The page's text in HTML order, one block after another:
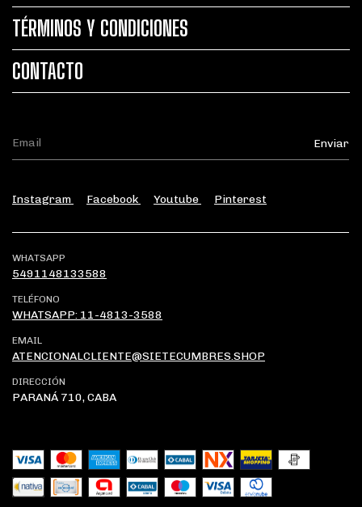
TÉRMINOS Y CONDICIONES
CONTACTO
Instagram Facebook Youtube Pinterest
WHATSAPP
5491148133588
TELÉFONO
WHATSAPP: 11-4813-3588
EMAIL
ATENCIONALCLIENTE@SIETECUMBRES.SHOP
DIRECCIÓN
PARANÁ 710, CABA